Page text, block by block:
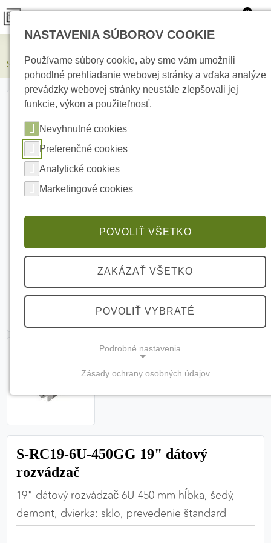
0
S-RC19-6U-450GG 19&quot; dátový rozvádzač
S-RC19-6U-450GG 19" dátový
rozvádzač
19" dátový rozvádzač 6U-450 mm hĺbka, šedý,
demont, dvierka: sklo, prevedenie štandard
NASTAVENIA SÚBOROV COOKIE
Používame súbory cookie, aby sme vám umožnili
pohodlné prehliadanie webovej stránky a vďaka analýze
prevádzky webovej stránky neustále zlepšovali jej
funkcie, výkon a použiteľnosť.
Nevyhnutné cookies
Preferenčné cookies
Analytické cookies
Marketingové cookies
POVOLIŤ VŠETKO
ZAKÁZAŤ VŠETKO
POVOLIŤ VYBRATÉ
Podrobné nastavenia
(vždy aktívne, nemožno vypnúť)
Tieto cookies sú potrebné na správne fungovanie
zabezpečiť jej plnú funkčnosť.
Zásady ochrany osobných údajov